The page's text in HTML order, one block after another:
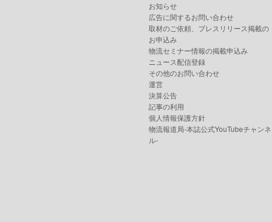
お知らせ
広告に関するお問い合わせ
取材のご依頼、プレスリリース掲載の
お申込み
物流セミナー情報の掲載申込み
ニュース配信登録
その他のお問い合わせ
運営
決算公告
記事の利用
個人情報保護方針
物流報道局-本誌公式YouTubeチャンネ
ル-